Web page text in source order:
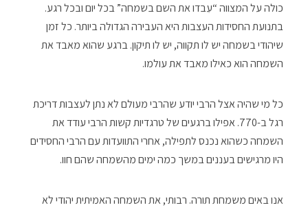
כולה על המצווה “עִבדו את השם בשמחה” בכל יום ובכל רגע.
בתנועת החסידות העצבות היא העבירה הגדולה ביותר. כל זמן
שיהודי בשמחה יש לו תקווה, יש לו תיקון. ברגע שהוא מאבד את
השמחה הוא כאילו מאבד את עולמו.
כל מי שהיה אצל הרבי יודע שהרבי מעולם לא נתן לעצבות דריכת
רגל ב-770. אפילו ברגעים של טרגדיות קשות הרבי עודד את
השמחה כשהוא נכנס לתפילה, אחרי התוועדות עם הרבי החסידים
היו מרגישים בעננים במשך כמה ימים מהשמחה שהם חוו.
אנו באים משמחת תורה. רבותי, את השמחה האמיתית יהודי לא